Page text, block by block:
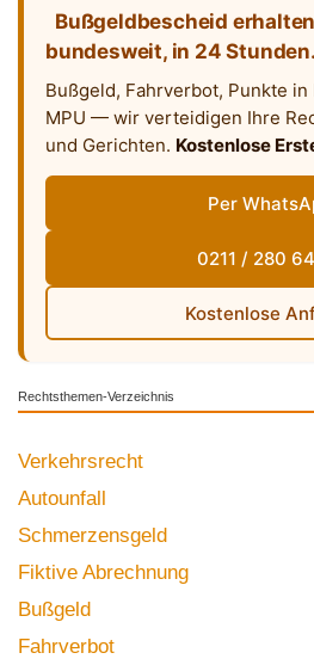
Bußgeldbescheid
bundesweit, in 24 Stunden.
Bußgeld, Fahrverbot, Punkte
MPU — wir verteidigen Ihre
und Gerichten. Kostenlose
Per
0211 / 280
Kostenlose
Rechtsthemen-Verzeichnis
Verkehrsrecht
Autounfall
Schmerzensgeld
Fiktive Abrechnung
Bußgeld
Fahrverbot